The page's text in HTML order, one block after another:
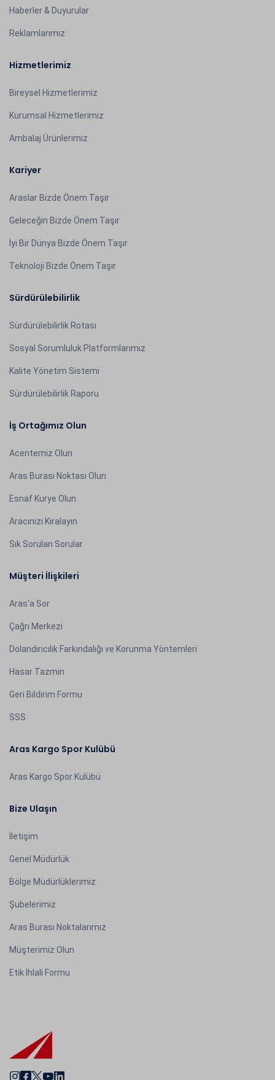
Haberler & Duyurular
Reklamlarımız
Hizmetlerimiz
Bireysel Hizmetlerimiz
Kurumsal Hizmetlerimiz
Ambalaj Ürünlerimiz
Kariyer
Araslar Bizde Önem Taşır
Geleceğin Bizde Önem Taşır
İyi Bir Dünya Bizde Önem Taşır
Teknoloji Bizde Önem Taşır
Sürdürülebilirlik
Sürdürülebilirlik Rotası
Sosyal Sorumluluk Platformlarımız
Kalite Yönetim Sistemi
Sürdürülebilirlik Raporu
İş Ortağımız Olun
Acentemiz Olun
Aras Burası Noktası Olun
Esnaf Kurye Olun
Aracınızı Kiralayın
Sık Sorulan Sorular
Müşteri İlişkileri
Aras'a Sor
Çağrı Merkezi
Dolandırıcılık Farkındalığı ve Korunma Yöntemleri
Hasar Tazmin
Geri Bildirim Formu
SSS
Aras Kargo Spor Kulübü
Aras Kargo Spor Kulübü
Bize Ulaşın
İletişim
Genel Müdürlük
Bölge Müdürlüklerimiz
Şubelerimiz
Aras Burası Noktalarımız
Müşterimiz Olun
Etik İhlali Formu